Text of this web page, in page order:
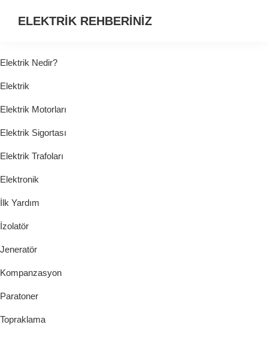
ELEKTRİK REHBERİNİZ
HER
ŞEY...
Elektrik Nedir?
Elektrik
Elektrik Motorları
Elektrik Sigortası
Elektrik Trafoları
Elektronik
İlk Yardım
İzolatör
Jeneratör
Kompanzasyon
Paratoner
Topraklama